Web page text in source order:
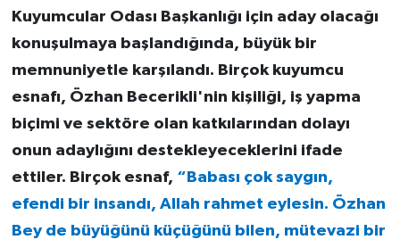
Kuyumcular Odası Başkanlığı için aday olacağı
konuşulmaya başlandığında, büyük bir
memnuniyetle karşılandı. Birçok kuyumcu
esnafı, Özhan Becerikli'nin kişiliği, iş yapma
biçimi ve sektöre olan katkılarından dolayı
onun adaylığını destekleyeceklerini ifade
ettiler. Birçok esnaf, “Babası çok saygın,
efendi bir insandı, Allah rahmet eylesin. Özhan
Bey de büyüğünü küçüğünü bilen, mütevazi bir